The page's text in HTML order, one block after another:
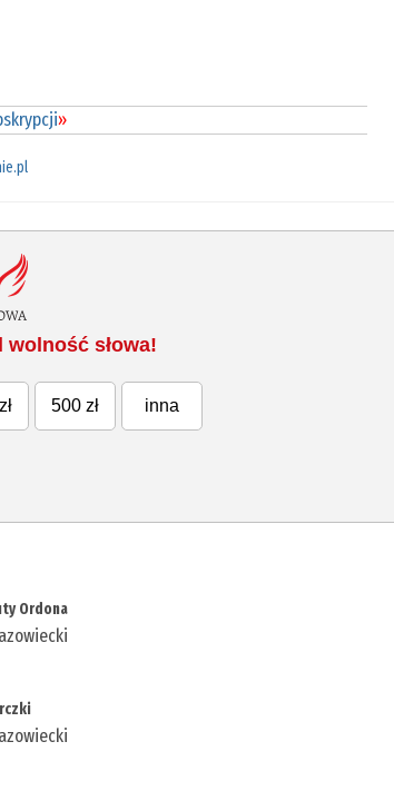
»
słowa!
500 zł inna
Ordona